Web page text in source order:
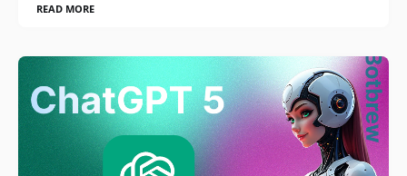
READ MORE